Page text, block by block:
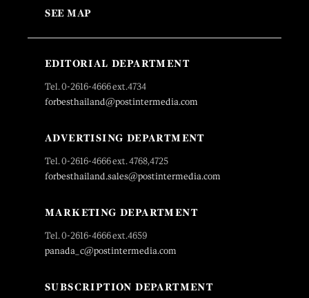
SEE MAP
EDITORIAL DEPARTMENT
Tel. 0-2616-4666 ext.4734
forbesthailand@postintermedia.com
ADVERTISING DEPARTMENT
Tel. 0-2616-4666 ext. 4768,4725
forbesthailand.sales@postintermedia.com
MARKETING DEPARTMENT
Tel. 0-2616-4666 ext.4659
panada_c@postintermedia.com
SUBSCRIPTION DEPARTMENT